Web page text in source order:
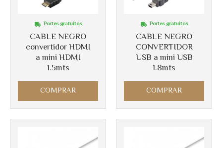
CABLE NEGRO
convertidor HDMI
a mini HDMI
1.5mts
Portes gratuitos
COMPRAR
CABLE NEGRO
CONVERTIDOR
USB a mini USB
1.8mts
Portes gratuitos
COMPRAR
Más info
Más info